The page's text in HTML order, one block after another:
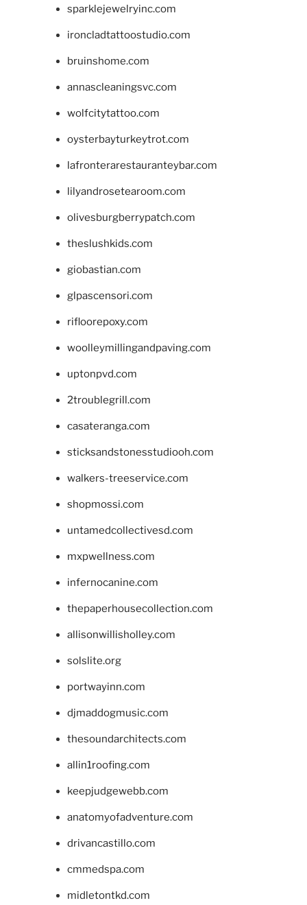
sparklejewelryinc.com
ironcladtattoostudio.com
bruinshome.com
annascleaningsvc.com
wolfcitytattoo.com
oysterbayturkeytrot.com
lafronterarestauranteybar.com
lilyandrosetearoom.com
olivesburgberrypatch.com
theslushkids.com
giobastian.com
glpascensori.com
rifloorepoxy.com
woolleymillingandpaving.com
uptonpvd.com
2troublegrill.com
casateranga.com
sticksandstonesstudiooh.com
walkers-treeservice.com
shopmossi.com
untamedcollectivesd.com
mxpwellness.com
infernocanine.com
thepaperhousecollection.com
allisonwillisholley.com
solslite.org
portwayinn.com
djmaddogmusic.com
thesoundarchitects.com
allin1roofing.com
keepjudgewebb.com
anatomyofadventure.com
drivancastillo.com
cmmedspa.com
midletontkd.com